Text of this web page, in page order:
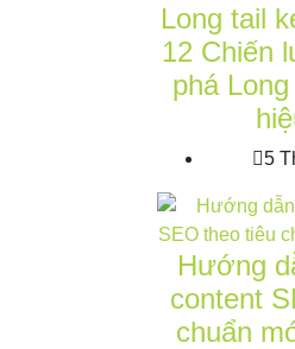
Long tail
12 Chiến
phá
5
Hướng
content
chuẩn